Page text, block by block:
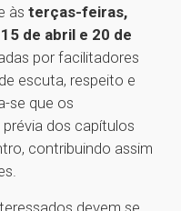
às terças-feiras,
15 de abril e 20 de
por facilitadores
escuta, respeito e
se que os
dos capítulos
contribuindo assim